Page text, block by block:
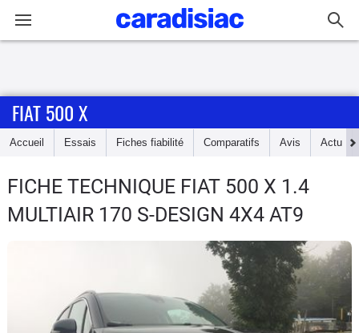
Accueil
Essais
FIAT 500 X
Accueil Essais Fiches fiabilité Comparatifs Avis Actu
FICHE TECHNIQUE FIAT 500 X 1.4
MULTIAIR 170 S-DESIGN 4X4 AT9